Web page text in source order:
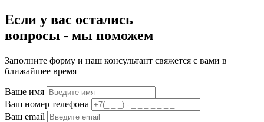
Если у вас остались
вопросы - мы поможем
Заполните форму и наш консультант свяжется с вами в
ближайшее время
Ваше имя
Ваш номер телефона
Ваш email